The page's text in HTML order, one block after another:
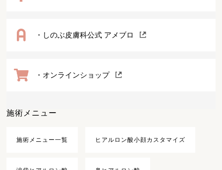
・しのぶ皮膚科公式 アメブロ
・オンラインショップ
施術メニュー
施術メニュー一覧 ヒアルロン酸小顔カスタマイズ